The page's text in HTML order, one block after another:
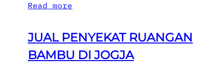
Read more
JUAL PENYEKAT RUANGAN
BAMBU DI JOGJA